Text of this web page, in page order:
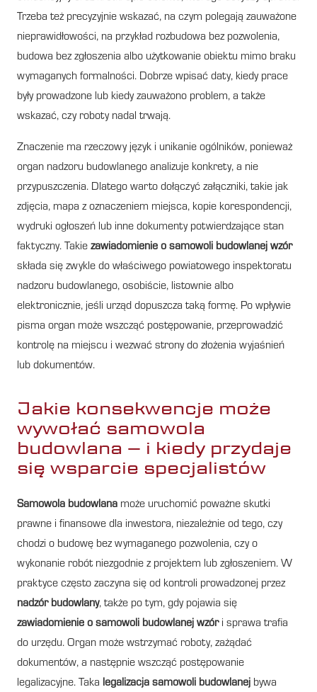
Trzeba też precyzyjnie wskazać, na czym polegają zauważone
nieprawidłowości, na przykład rozbudowa bez pozwolenia,
budowa bez zgłoszenia albo użytkowanie obiektu mimo braku
wymaganych formalności. Dobrze wpisać daty, kiedy prace
były prowadzone lub kiedy zauważono problem, a także
wskazać, czy roboty nadal trwają.
Znaczenie ma rzeczowy język i unikanie ogólników, ponieważ
organ nadzoru budowlanego analizuje konkrety, a nie
przypuszczenia. Dlatego warto dołączyć załączniki, takie jak
zdjęcia, mapa z oznaczeniem miejsca, kopie korespondencji,
wydruki ogłoszeń lub inne dokumenty potwierdzające stan
faktyczny. Takie zawiadomienie o samowoli budowlanej wzór
składa się zwykle do właściwego powiatowego inspektoratu
nadzoru budowlanego, osobiście, listownie albo
elektronicznie, jeśli urząd dopuszcza taką formę. Po wpływie
pisma organ może wszcząć postępowanie, przeprowadzić
kontrolę na miejscu i wezwać strony do złożenia wyjaśnień
lub dokumentów.
Jakie konsekwencje może
wywołać samowola
budowlana – i kiedy przydaje
się wsparcie specjalistów
Samowola budowlana może uruchomić poważne skutki
prawne i finansowe dla inwestora, niezależnie od tego, czy
chodzi o budowę bez wymaganego pozwolenia, czy o
wykonanie robót niezgodnie z projektem lub zgłoszeniem. W
praktyce często zaczyna się od kontroli prowadzonej przez
nadzór budowlany, także po tym, gdy pojawia się
zawiadomienie o samowoli budowlanej wzóri sprawa trafia
do urzędu. Organ może wstrzymać roboty, zażądać
dokumentów, a następnie wszcząć postępowanie
legalizacyjne. Taka legalizacja samowoli budowlanej bywa